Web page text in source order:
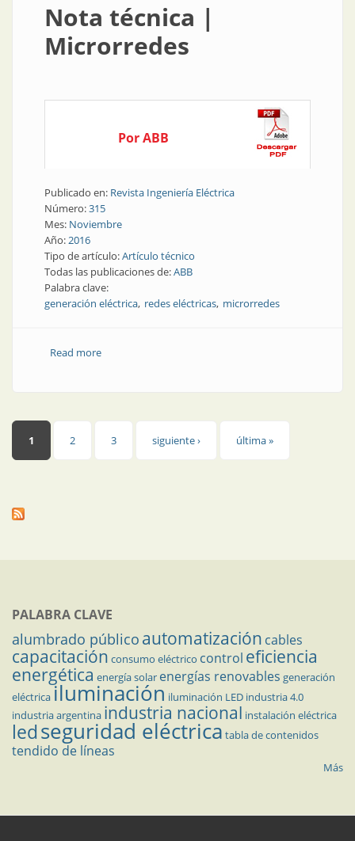
Nota técnica |
Microrredes
Por ABB
Publicado en: Revista Ingeniería Eléctrica
Número:315
Mes: Noviembre
Año:2016
Tipo de artículo:Artículo técnico
Todas las publicaciones de:ABB
Palabra clave:
generación eléctrica redes eléctricas microrredes
Read moreabout Nota técnica | Microrredes
Páginas
1 2 3 siguiente › última »
PALABRA CLAVE
alumbrado público automatización cables
capacitación consumo eléctrico control eficiencia
energética energía solar energías renovables generación
eléctricailuminación iluminación LED industria 4.0
industria argentina industria nacional instalación eléctrica
ledseguridad eléctrica tabla de contenidos
tendido de líneas
Más